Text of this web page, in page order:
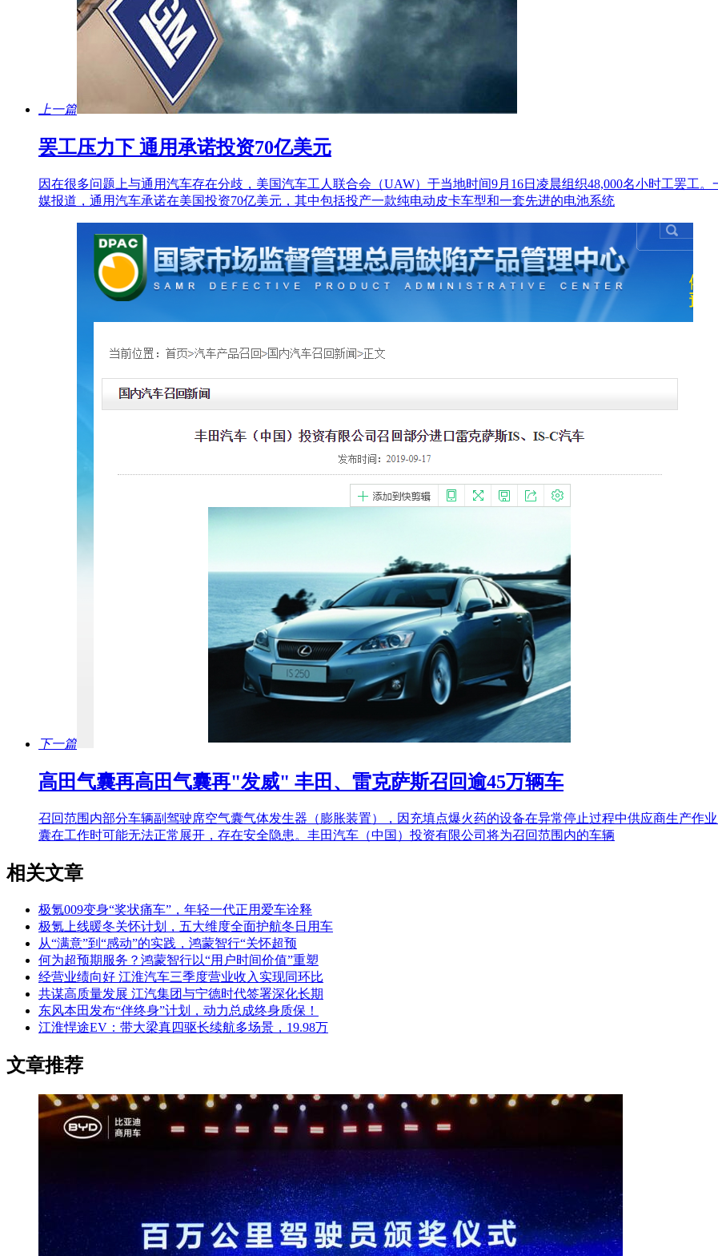
上一篇
罢工压力下 通用承诺投资70亿美元
因在很多问题上与通用汽车存在分歧，美国汽车工人联合会（UAW）于当地时间9月16日凌晨组织48,000名小时工罢工
媒报道，通用汽车承诺在美国投资70亿美元，其中包括投产一款纯电动皮卡车型和一套先进的电池系统
下一篇
高田气囊再高田气囊再"发威" 丰田、雷克萨斯召回逾45万辆车
召回范围内部分车辆副驾驶席空气囊气体发生器（膨胀装置），因充填点爆火药的设备在异常停止过程中供应商生产作
囊在工作时可能无法正常展开，存在安全隐患。丰田汽车（中国）投资有限公司将为召回范围内的车辆
相关文章
极氪009变身“奖状痛车”，年轻一代正用爱车诠释
极氪上线暖冬关怀计划，五大维度全面护航冬日用车
从“满意”到“感动”的实践，鸿蒙智行“关怀超预
何为超预期服务？鸿蒙智行以“用户时间价值”重塑
经营业绩向好 江淮汽车三季度营业收入实现同环比
共谋高质量发展 江汽集团与宁德时代签署深化长期
东风本田发布“伴终身”计划，动力总成终身质保！
江淮悍途EV：带大梁真四驱长续航多场景，19.98万
文章推荐